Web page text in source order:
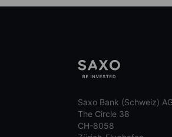
Saxo Bank (Schweiz)
The Circle 38
CH-8058